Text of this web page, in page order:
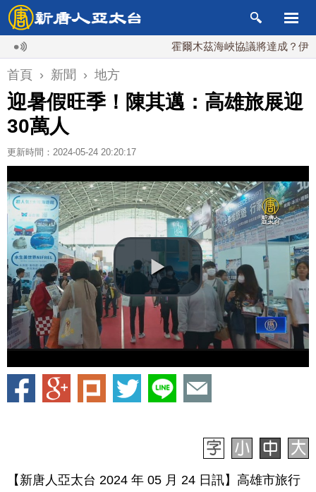
霍爾木茲海峽協議將達成？伊朗傳不
首頁 › 新聞 › 地方
迎暑假旺季！陳其邁：高雄旅展迎
30萬人
更新時間：2024-05-24 20:20:17
【新唐人亞太台 2024 年 05 月 24 日訊】高雄市旅行